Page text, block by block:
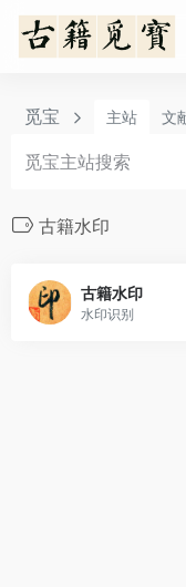
觅宝 主站 文
古籍水印
古籍水印
水印识别